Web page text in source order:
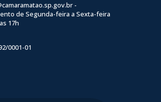
-
de Segunda-feira a Sexta-feira
17h
0001-01